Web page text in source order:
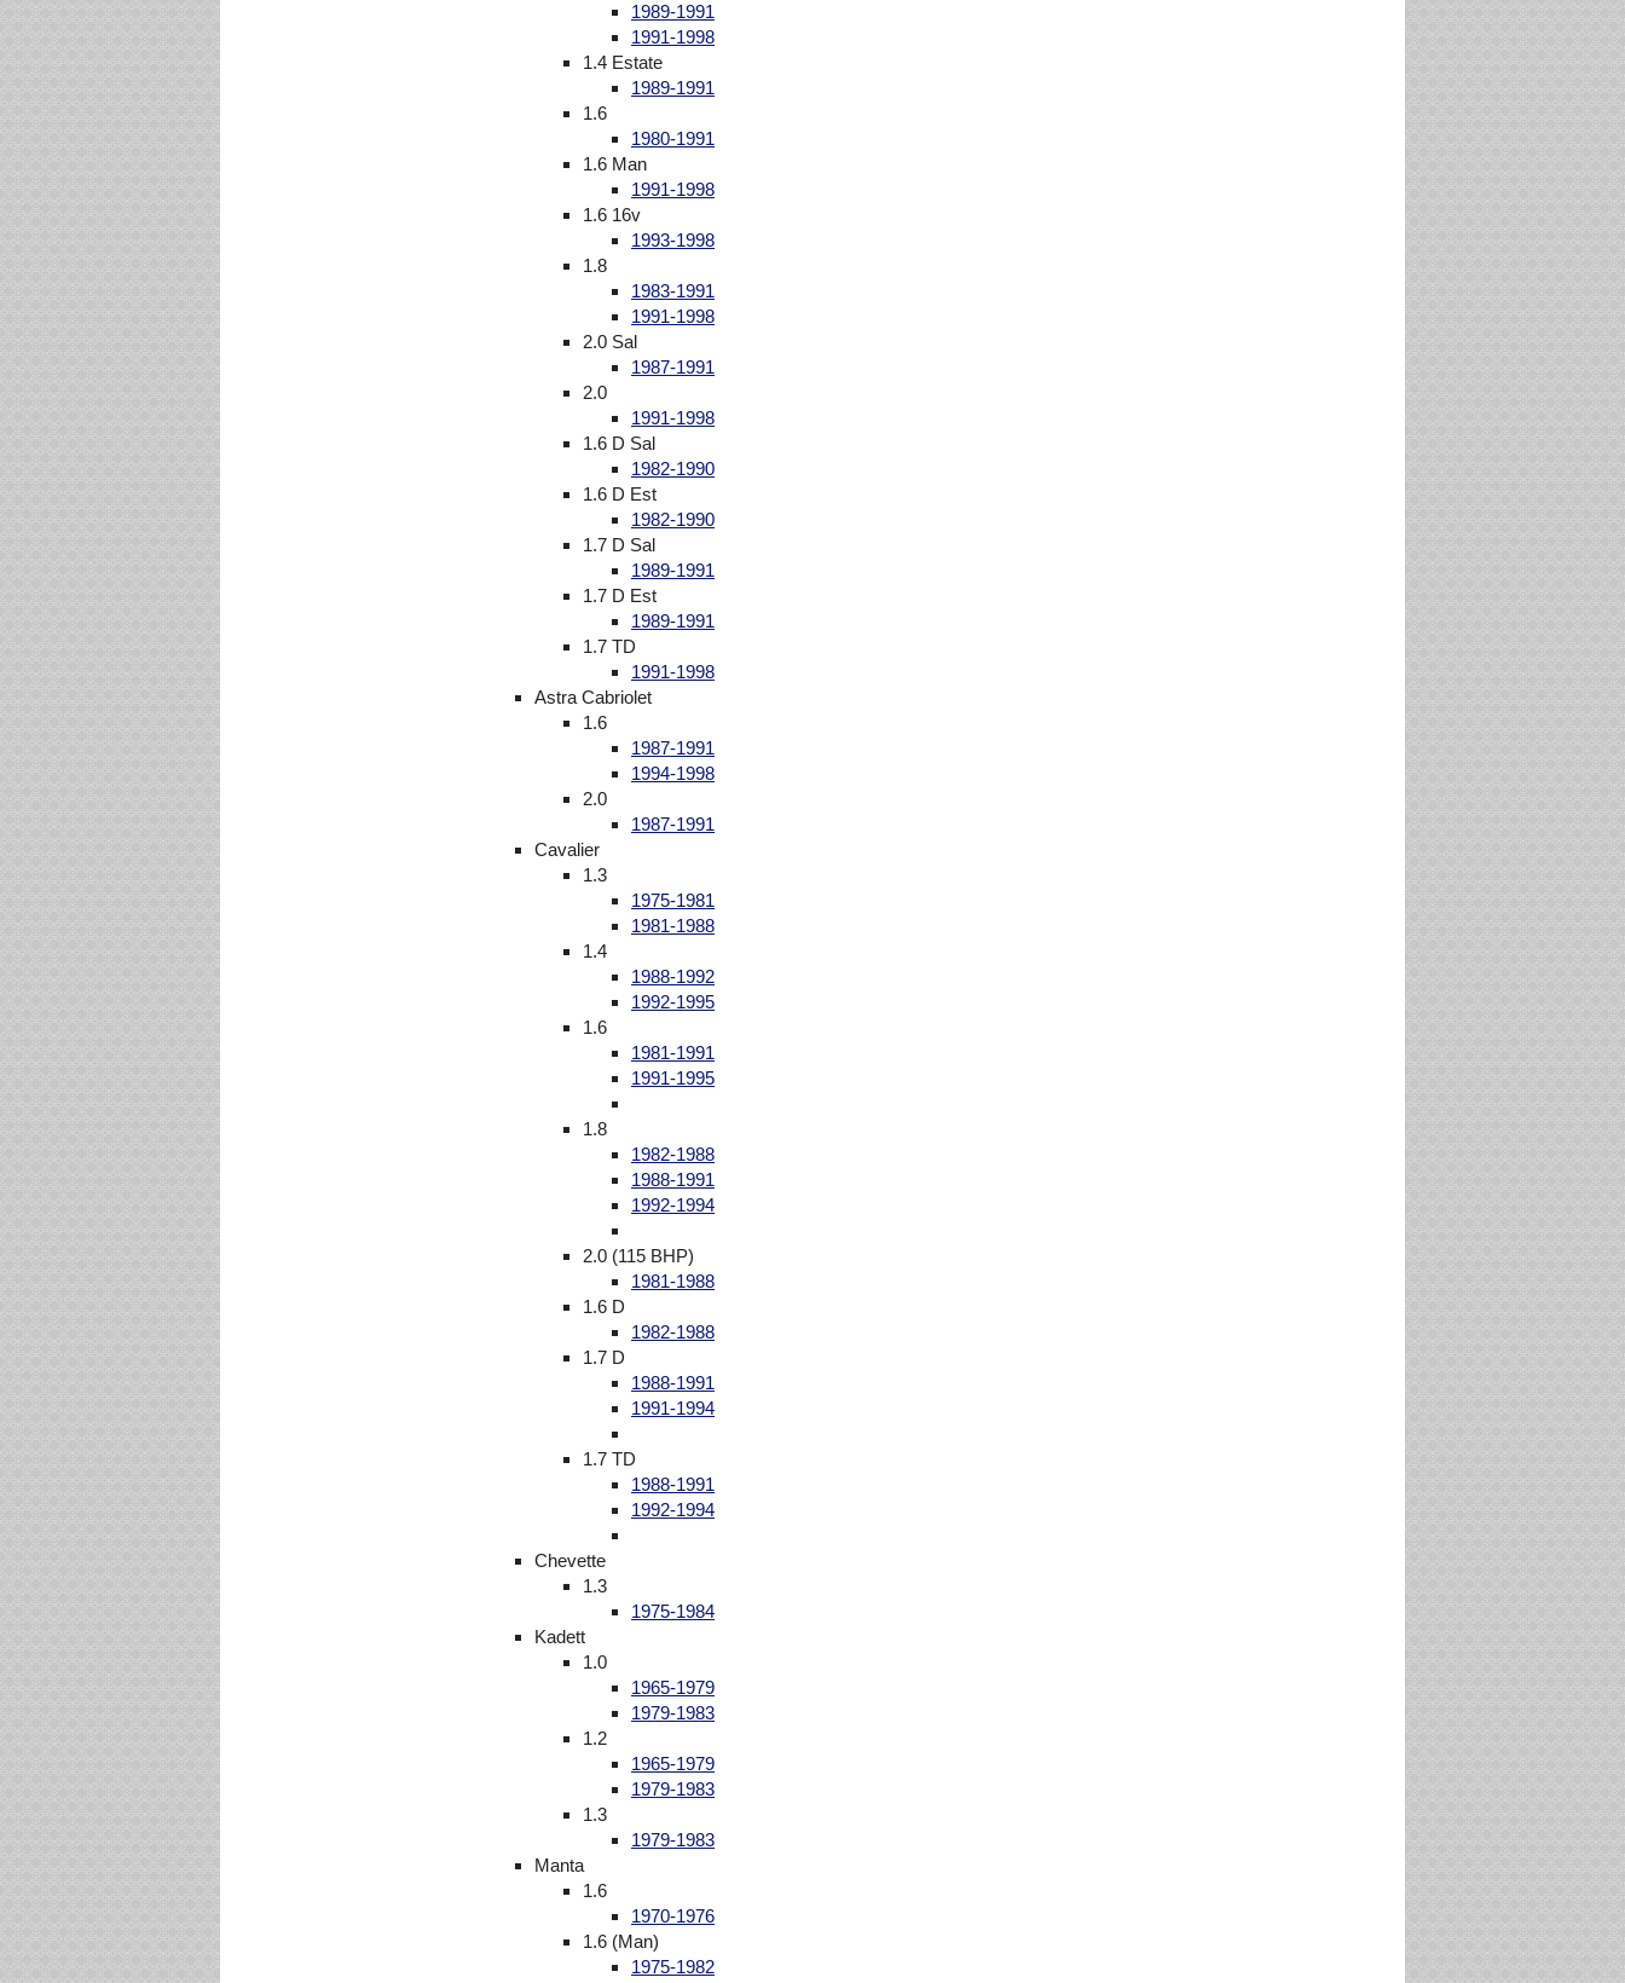
1989-1991
1991-1998
1.4 Estate
1989-1991
1.6
1980-1991
1.6 Man
1991-1998
1.6 16v
1993-1998
1.8
1983-1991
1991-1998
2.0 Sal
1987-1991
2.0
1991-1998
1.6 D Sal
1982-1990
1.6 D Est
1982-1990
1.7 D Sal
1989-1991
1.7 D Est
1989-1991
1.7 TD
1991-1998
Astra Cabriolet
1.6
1987-1991
1994-1998
2.0
1987-1991
Cavalier
1.3
1975-1981
1981-1988
1.4
1988-1992
1992-1995
1.6
1981-1991
1991-1995
1.8
1982-1988
1988-1991
1992-1994
2.0 (115 BHP)
1981-1988
1.6 D
1982-1988
1.7 D
1988-1991
1991-1994
1.7 TD
1988-1991
1992-1994
Chevette
1.3
1975-1984
Kadett
1.0
1965-1979
1979-1983
1.2
1965-1979
1979-1983
1.3
1979-1983
Manta
1.6
1970-1976
1.6 (Man)
1975-1982